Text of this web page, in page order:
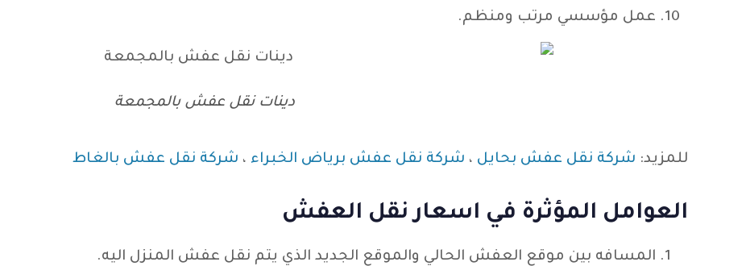
عمل مؤسسي مرتب ومنظم.
دينات نقل عفش بالمجمعة
للمزيد: شركة نقل عفش بحايل ، شركة نقل عفش برياض الخبراء ، شركة نقل عفش بالغاط
العوامل المؤثرة في اسعار نقل العفش
المسافه بين موقع العفش الحالي والموقع الجديد الذي يتم نقل عفش المنزل اليه.